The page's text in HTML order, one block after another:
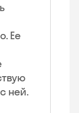
Ее
ней.